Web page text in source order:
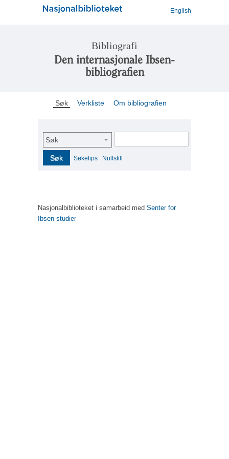
English
Bibliografi
Den internasjonale Ibsen-
bibliografien
Søk Verkliste Om bibliografien
Søk
Søk Søketips Nullstill
Nasjonalbiblioteket i samarbeid med Senter for
Ibsen-studier